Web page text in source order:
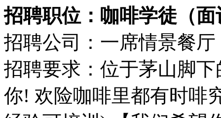
招聘职位：咖啡学徒（面
招聘公司：一席情景餐厅
招聘要求：位于茅山脚
你! 欢险咖啡里都有时啡